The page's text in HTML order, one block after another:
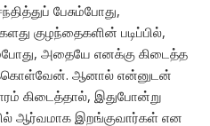
பேசும்போது,
குழந்தைகளின் படிப்பில்,
அதையே எனக்கு கிடைத்த
ஆனால் என்னுடன்
கிடைத்தால், இதுபோன்று
ஆர்வமாக இறங்குவார்கள் என